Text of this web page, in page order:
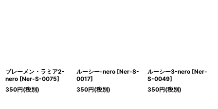
ブレーメン・ラミア2-
nero [Ner-S-0075]
350円(税別)
ルーシー-nero [Ner-S-
0017]
350円(税別)
ルーシー3-nero [Ner-
S-0049]
350円(税別)